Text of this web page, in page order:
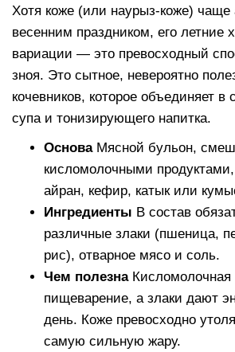
Хотя коже (или наурыз-коже) чаще
весенним праздником, его летние
вариации — это превосходный
зноя. Это сытное, невероятно
кочевников, которое объединяет в
супа и тонизирующего напитка.
ОсноваМясной бульон,
кисломолочными продуктами,
айран, кефир, катык или
Ингредиенты В состав
различные злаки (пшеница,
рис), отварное мясо и соль.
Чем полезнаКисломолочная
пищеварение, а злаки дают
день. Коже превосходно
самую сильную жару.